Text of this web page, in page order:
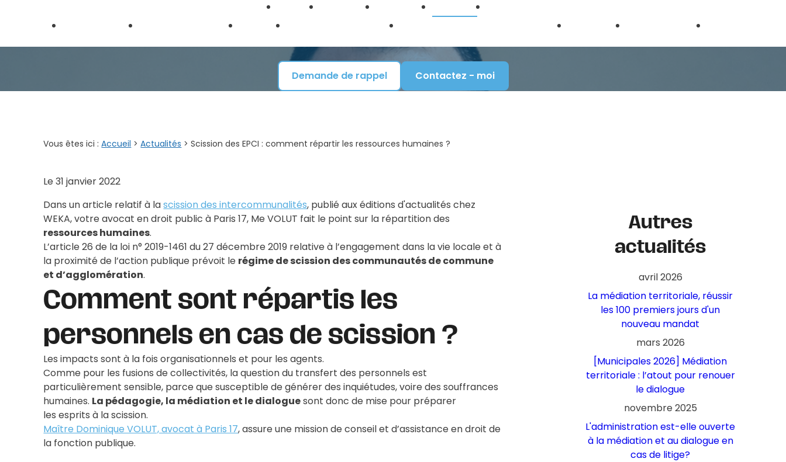
?
Demande de rappel Contactez - moi
Vous êtes ici : Accueil >Actualités > Scission des EPCI : comment répartir les ressources humaines ?
Le31 janvier 2022
Dans un article relatif à lascission des intercommunalités, publié aux éditions d'actualités chez
WEKA, votre avocat en droit public à Paris 17, Me VOLUT fait le point sur la répartition des
ressources humaines.
L’article 26 de la loi n° 2019-1461 du 27 décembre 2019 relative à l’engagement dans la vie locale et à
la proximité de l’action publique prévoit le régime de scission des communautés de commune
et d’agglomération.
Comment sont répartis les
personnelsen cas de scission ?
Les impacts sont à la fois organisationnels et pour les agents.
Comme pour les fusions de collectivités, la question du transfert des personnels est
particulièrement sensible, parce que susceptible de générer des inquiétudes, voire des souffrances
humaines. La pédagogie, la médiation et le dialoguesont donc de mise pour préparer
les esprits à la scission.
Maître Dominique VOLUT, avocat à Paris 17, assure une mission de conseil et d’assistance en droit de
la fonction publique.
Autres
actualités
avril 2026
La médiation territoriale, réussir
les 100 premiers jours d'un
nouveau mandat
mars 2026
[Municipales 2026] Médiation
territoriale : l’atout pour renouer
le dialogue
novembre 2025
L'administration est-elle ouverte
à la médiation et au dialogue en
cas de litige?